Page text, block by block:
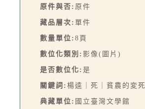
原件與否: 原件
藏品層次: 單件
數量單位: 8頁
數位化類別: 影像(圖片)
是否數位化: 是
關鍵詞: 楊逵｜死｜貧農的変
典藏單位: 國立臺灣文學館